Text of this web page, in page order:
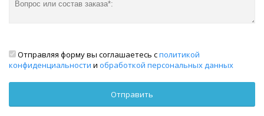
Отправляя форму вы соглашаетесь сполитикой
конфиденциальности и обработкой персональных данных